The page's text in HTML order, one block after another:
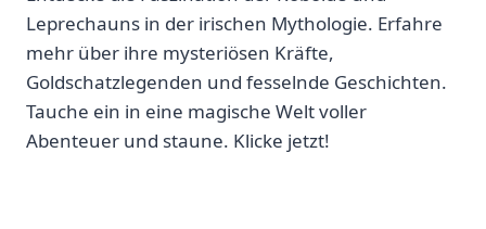
Leprechauns in der irischen Mythologie. Erfahre
mehr über ihre mysteriösen Kräfte,
Goldschatzlegenden und fesselnde Geschichten.
Tauche ein in eine magische Welt voller
Abenteuer und staune. Klicke jetzt!